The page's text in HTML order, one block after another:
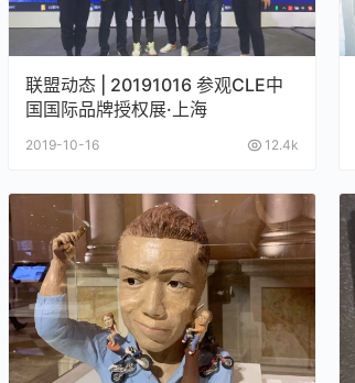
联盟动态 | 20191016 参观CLE中
国国际品牌授权展·上海
2019-10-16 12.4k